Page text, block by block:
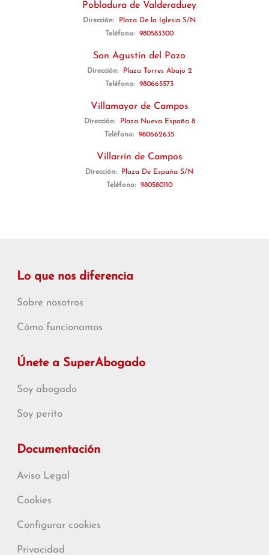
Pobladura de Valderaduey
Dirección:
Plaza De la Iglesia S/N
Teléfono:
980583300
San Agustín del Pozo
Dirección:
Plaza Torres Abajo 2
Teléfono:
980665573
Villamayor de Campos
Dirección:
Plaza Nueva España 8
Teléfono:
980662635
Villarrín de Campos
Dirección:
Plaza De España S/N
Teléfono:
980580110
Lo que nos diferencia
Sobre nosotros
Cómo funcionamos
Únete a SuperAbogado
Soy abogado
Soy perito
Documentación
Aviso Legal
Cookies
Configurar cookies
Privacidad